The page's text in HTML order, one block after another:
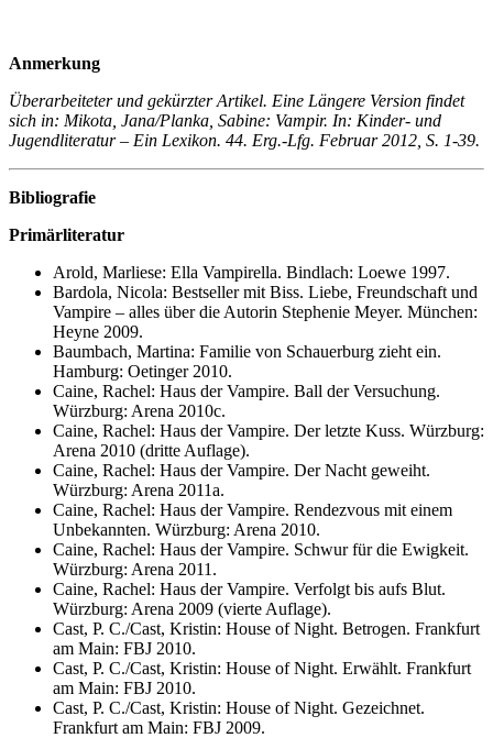
Anmerkung
Überarbeiteter und gekürzter Artikel. Eine Längere Version findet
sich in: Mikota, Jana/Planka, Sabine: Vampir. In: Kinder- und
Jugendliteratur – Ein Lexikon. 44. Erg.-Lfg. Februar 2012, S. 1-39.
Bibliografie
Primärliteratur
Arold, Marliese: Ella Vampirella. Bindlach: Loewe 1997.
Bardola, Nicola: Bestseller mit Biss. Liebe, Freundschaft und
Vampire – alles über die Autorin Stephenie Meyer. München:
Heyne 2009.
Baumbach, Martina: Familie von Schauerburg zieht ein.
Hamburg: Oetinger 2010.
Caine, Rachel: Haus der Vampire. Ball der Versuchung.
Würzburg: Arena 2010c.
Caine, Rachel: Haus der Vampire. Der letzte Kuss. Würzburg:
Arena 2010 (dritte Auflage).
Caine, Rachel: Haus der Vampire. Der Nacht geweiht.
Würzburg: Arena 2011a.
Caine, Rachel: Haus der Vampire. Rendezvous mit einem
Unbekannten. Würzburg: Arena 2010.
Caine, Rachel: Haus der Vampire. Schwur für die Ewigkeit.
Würzburg: Arena 2011.
Caine, Rachel: Haus der Vampire. Verfolgt bis aufs Blut.
Würzburg: Arena 2009 (vierte Auflage).
Cast, P. C./Cast, Kristin: House of Night. Betrogen. Frankfurt
am Main: FBJ 2010.
Cast, P. C./Cast, Kristin: House of Night. Erwählt. Frankfurt
am Main: FBJ 2010.
Cast, P. C./Cast, Kristin: House of Night. Gezeichnet.
Frankfurt am Main: FBJ 2009.